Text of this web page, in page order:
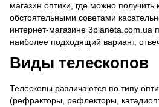
магазин оптики, где можно получить
обстоятельными советами
интернет-магазине 3planeta.com.ua
наиболее подходящий вариант,
Виды телескопов
Телескопы различаются по типу
(рефракторы, рефлекторы,